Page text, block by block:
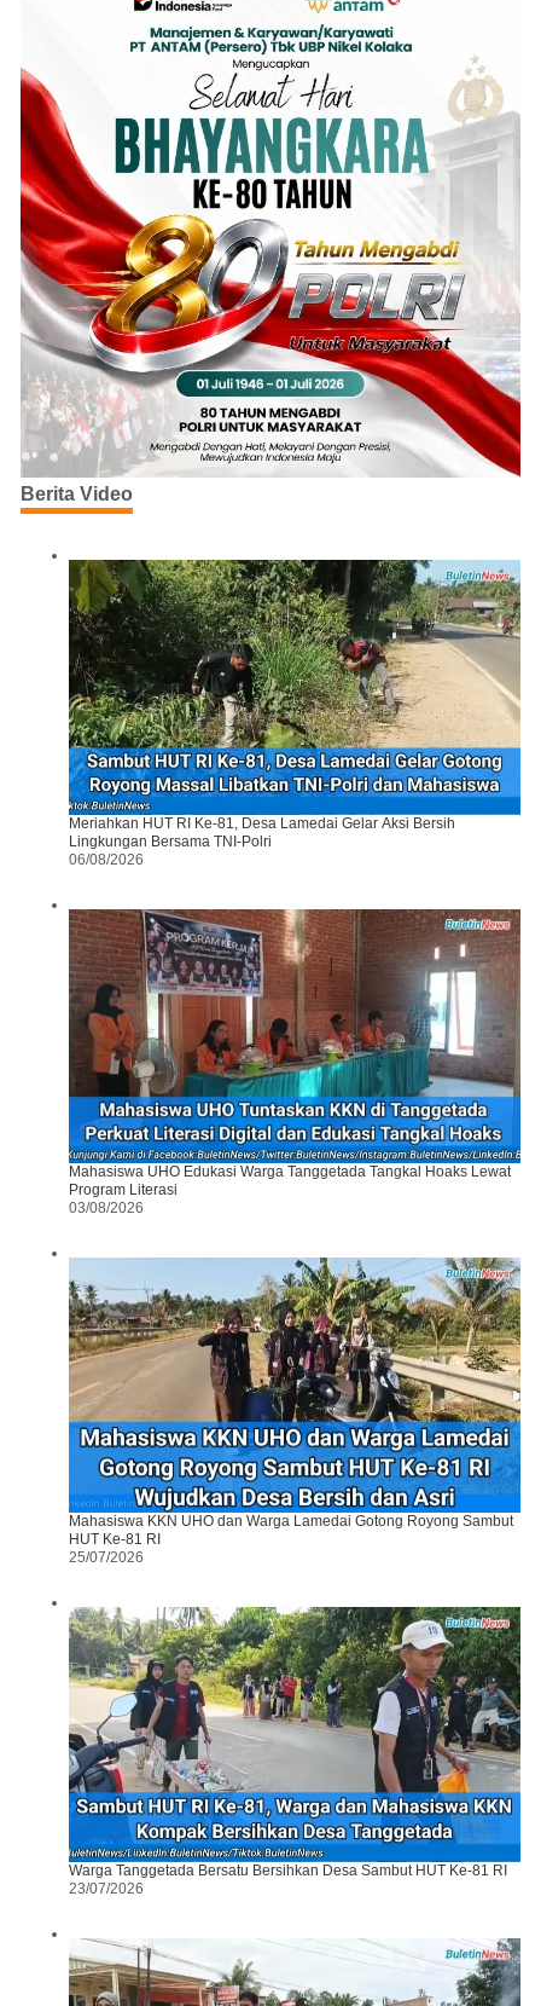
Berita Video
Meriahkan HUT RI Ke-81, Desa Lamedai Gelar Aksi Bersih
Lingkungan Bersama TNI-Polri
06/08/2026
Mahasiswa UHO Edukasi Warga Tanggetada Tangkal Hoaks Lewat
Program Literasi
03/08/2026
Mahasiswa KKN UHO dan Warga Lamedai Gotong Royong Sambut
HUT Ke-81 RI
25/07/2026
Warga Tanggetada Bersatu Bersihkan Desa Sambut HUT Ke-81 RI
23/07/2026